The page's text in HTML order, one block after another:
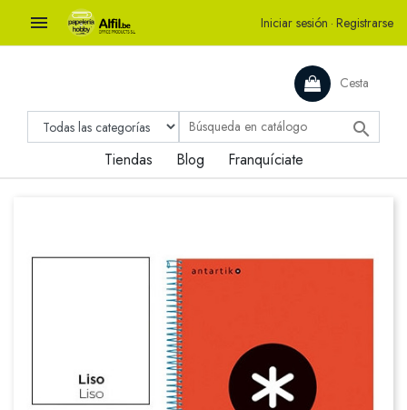
 Iniciar sesión · Registrarse
Cesta

Tiendas Blog Franquíciate